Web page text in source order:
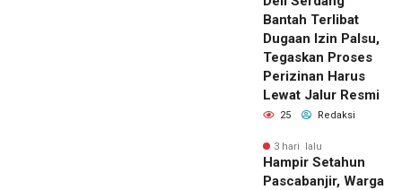
Bantah Terlibat
Dugaan Izin Palsu,
Tegaskan Proses
Perizinan Harus
Lewat Jalur Resmi
25 Redaksi
3 hari lalu
Hampir Setahun
Pascabanjir, Warga